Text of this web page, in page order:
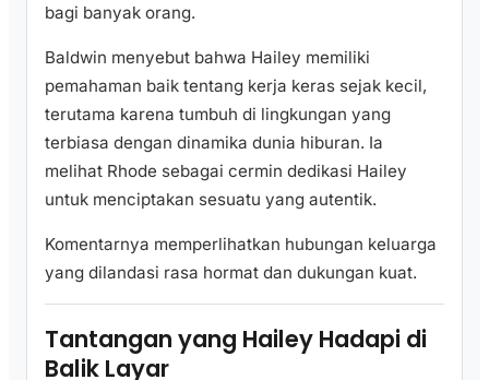
bagi banyak orang.
Baldwin menyebut bahwa Hailey memiliki
pemahaman baik tentang kerja keras sejak kecil,
terutama karena tumbuh di lingkungan yang
terbiasa dengan dinamika dunia hiburan. Ia
melihat Rhode sebagai cermin dedikasi Hailey
untuk menciptakan sesuatu yang autentik.
Komentarnya memperlihatkan hubungan keluarga
yang dilandasi rasa hormat dan dukungan kuat.
Tantangan yang Hailey Hadapi di
Balik Layar